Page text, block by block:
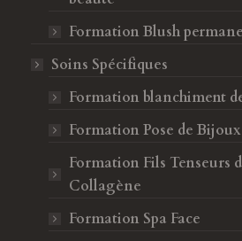
Formation Blush
Soins Spécifiques
Formation blanchiment
Formation Pose de
Formation Fils Tenseurs
Collagène
Formation Spa Face